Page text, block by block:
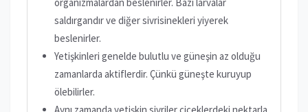
saldırgandır ve diğer sivrisinekleri yiyerek
beslenirler.
Yetişkinleri genelde bulutlu ve güneşin az olduğu
zamanlarda aktiflerdir. Çünkü güneşte kuruyup
ölebilirler.